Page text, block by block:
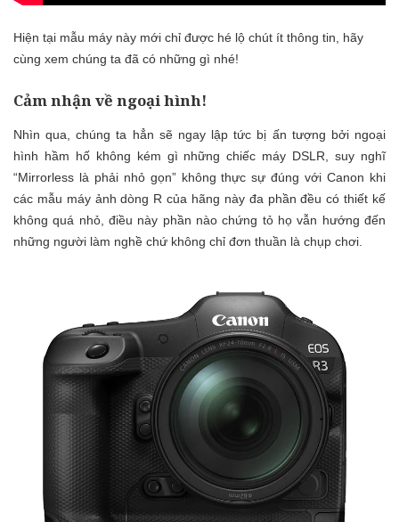
Hiện tại mẫu máy này mới chỉ được hé lộ chút ít thông tin, hãy
cùng xem chúng ta đã có những gì nhé!
Cảm nhận về ngoại hình!
Nhìn qua, chúng ta hẳn sẽ ngay lập tức bị ấn tượng bởi ngoại
hình hầm hố không kém gì những chiếc máy DSLR, suy nghĩ
“Mirrorless là phải nhỏ gọn” không thực sự đúng với Canon khi
các mẫu máy ảnh dòng R của hãng này đa phần đều có thiết kế
không quá nhỏ, điều này phần nào chứng tỏ họ vẫn hướng đến
những người làm nghề chứ không chỉ đơn thuần là chụp chơi.